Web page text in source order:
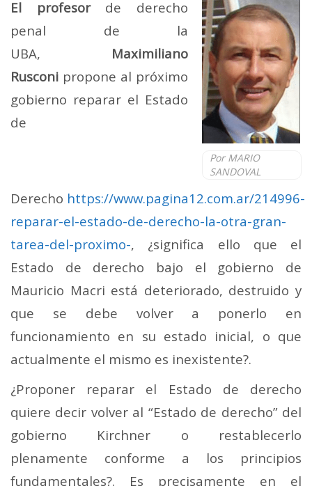
Por MARIO
SANDOVAL
El profesor de derecho
penal de la
UBA, Maximiliano
Rusconi propone al próximo
gobierno reparar el Estado
de
Derecho https://www.pagina12.com.ar/214996-
reparar-el-estado-de-derecho-la-otra-gran-
tarea-del-proximo-, ¿significa ello que el
Estado de derecho bajo el gobierno de
Mauricio Macri está deteriorado, destruido y
que se debe volver a ponerlo en
funcionamiento en su estado inicial, o que
actualmente el mismo es inexistente?.
¿Proponer reparar el Estado de derecho
quiere decir volver al “Estado de derecho” del
gobierno Kirchner o restablecerlo
plenamente conforme a los principios
fundamentales?. Es precisamente en el